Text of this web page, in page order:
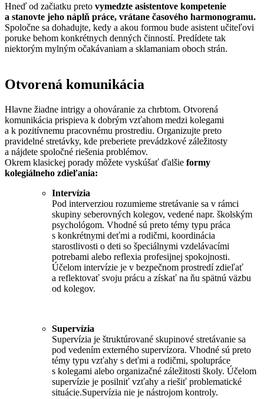
Hneď od začiatku preto vymedzte asistentove kompetenie
a stanovte jeho náplň práce, vrátane časového harmonogramu.
Spoločne sa dohadujte, kedy a akou formou bude asistent učiteľovi
poruke behom konkrétnych denných činností. Predídete tak
niektorým mylným očakávaniam a sklamaniam oboch strán.
Otvorená komunikácia
Hlavne žiadne intrigy a ohováranie za chrbtom. Otvorená
komunikácia prispieva k dobrým vzťahom medzi kolegami
a k pozitívnemu pracovnému prostrediu. Organizujte preto
pravidelné stretávky, kde preberiete prevádzkové záležitosty
a nájdete spoločné riešenia problémov.
Okrem klasickej porady môžete vyskúšať ďalšie formy
kolegiálneho zdieľania:
Intervízia
Pod interverziou rozumieme stretávanie sa v rámci
skupiny seberovných kolegov, vedené napr. školským
psychológom. Vhodné sú preto témy typu práca
s konkrétnymi deťmi a rodičmi, koordinácia
starostlivosti o deti so špeciálnymi vzdelávacími
potrebami alebo reflexia profesijnej spokojnosti.
Účelom intervízie je v bezpečnom prostredí zdieľať
a reflektovať svoju prácu a získať na ňu spätnú väzbu
od kolegov.
Supervízia
Supervízia je štruktúrované skupinové stretávanie sa
pod vedením externého supervízora. Vhodné sú preto
témy typu vzťahy s deťmi a rodičmi, spolupráce
s kolegami alebo organizačné záležitosti školy. Účelom
supervízie je posilniť vzťahy a riešiť problematické
situácie.Supervízia nie je nástrojom kontroly.